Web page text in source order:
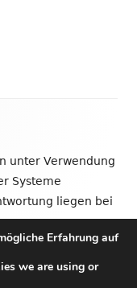
unter Verwendung
Systeme
liegen bei
Erfahrung auf
we are using or